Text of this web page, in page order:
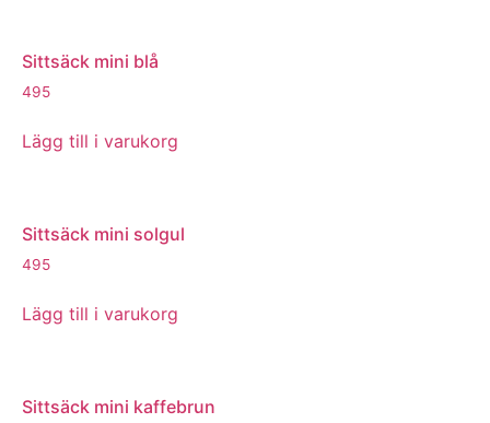
Sittsäck mini blå
495
Lägg till i varukorg
Sittsäck mini solgul
495
Lägg till i varukorg
Sittsäck mini kaffebrun